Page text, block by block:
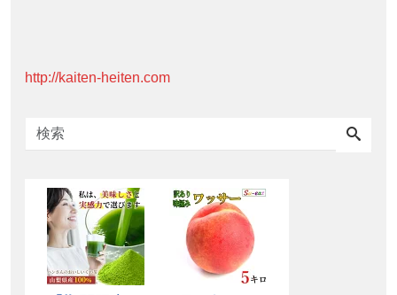
http://kaiten-heiten.com